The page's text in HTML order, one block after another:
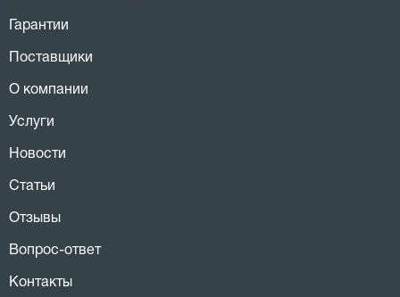
Гарантии
Поставщики
О компании
Услуги
Новости
Статьи
Отзывы
Вопрос-ответ
Контакты